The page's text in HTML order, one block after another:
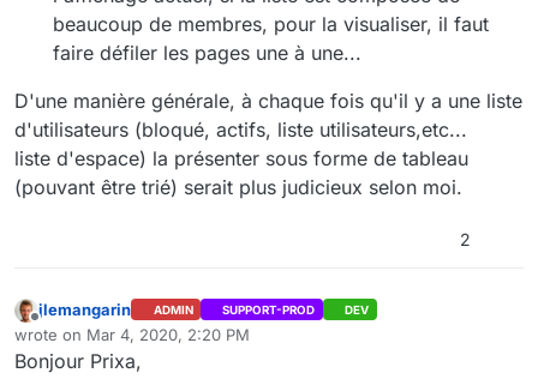
beaucoup de membres, pour la visualiser, il faut
faire défiler les pages une à une...
D'une manière générale, à chaque fois qu'il y a une liste
d'utilisateurs (bloqué, actifs, liste utilisateurs,etc...
liste d'espace) la présenter sous forme de tableau
(pouvant être trié) serait plus judicieux selon moi.
2
Offline
jlemangarin ADMIN SUPPORT-PROD DEV
wrote on Mar 4, 2020, 2:20 PM
last edited by
Bonjour Prixa,